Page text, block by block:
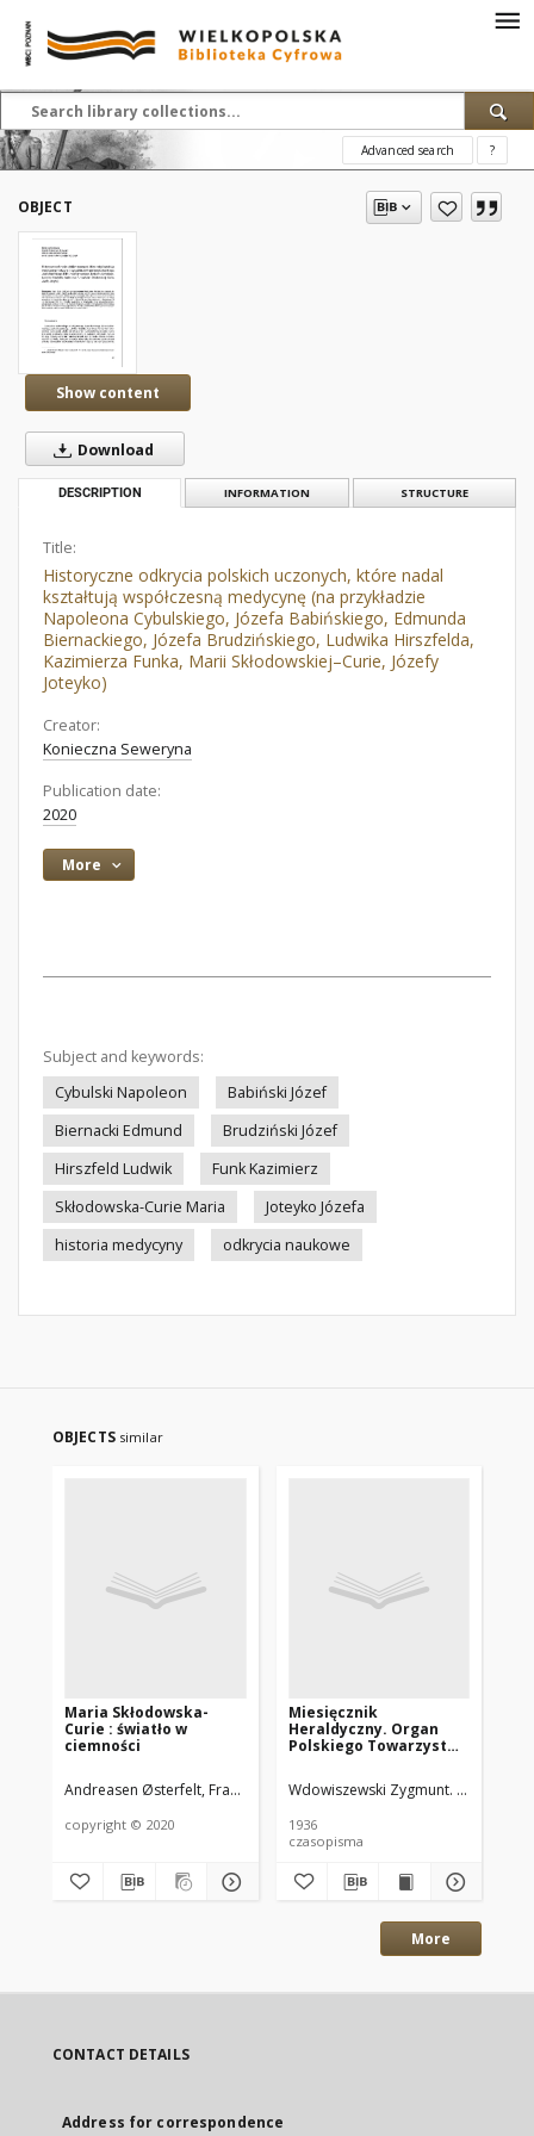
Advanced search ?
OBJECT
Show content
Download
DESCRIPTION INFORMATION STRUCTURE
Title:
Historyczne odkrycia polskich uczonych, które nadal
kształtują współczesną medycynę (na przykładzie
Napoleona Cybulskiego, Józefa Babińskiego, Edmunda
Biernackiego, Józefa Brudzińskiego, Ludwika Hirszfelda,
Kazimierza Funka, Marii Skłodowskiej–Curie, Józefy
Joteyko)
Creator:
Konieczna Seweryna
Publication date:
2020
More
Subject and keywords:
Cybulski Napoleon
Babiński Józef
Biernacki Edmund
Brudziński Józef
Hirszfeld Ludwik
Funk Kazimierz
Skłodowska-Curie Maria
Joteyko Józefa
historia medycyny
odkrycia naukowe
OBJECTS similar
Maria Skłodowska-
Curie : światło w
ciemności
Andreasen Østerfelt, Frances Sochańska, Bogusława Andersen, Anja
copyright © 2020
Miesięcznik
Heraldyczny. Organ
Polskiego Towarzystwa
wydawany przez
Oddział Warszawski.
Wdowiszewski Zygmunt. Red.
1936
czasopisma
More
CONTACT DETAILS
Address for correspondence